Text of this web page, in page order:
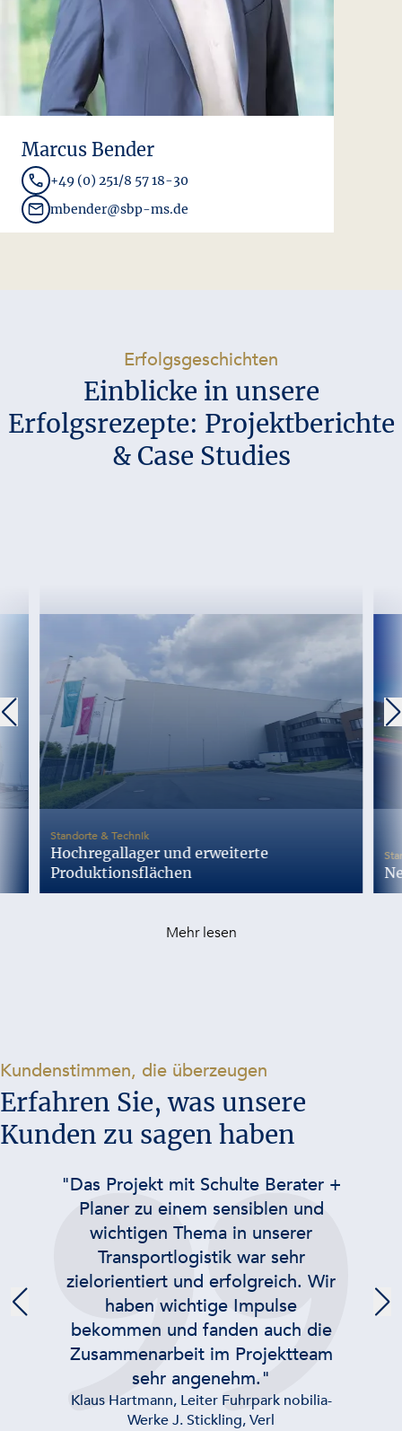
Marcus Bender
+49 (0) 251/8 57 18-30
mbender@sbp-ms.de
Erfolgsgeschichten
Einblicke in unsere
Erfolgsrezepte: Projektberichte
& Case Studies
Standorte & Technik-
Hochregallager und erweiterte
Produktionsflächen
Mehr lesen
Kundenstimmen, die überzeugen
Erfahren Sie, was unsere
Kunden zu sagen haben
"Das Projekt mit Schulte Berater +
Planer zu einem sensiblen und
wichtigen Thema in unserer
Transportlogistik war sehr
zielorientiert und erfolgreich. Wir
haben wichtige Impulse
bekommen und fanden auch die
Zusammenarbeit im Projektteam
sehr angenehm."
Klaus Hartmann, Leiter Fuhrpark nobilia-
Werke J. Stickling, Verl